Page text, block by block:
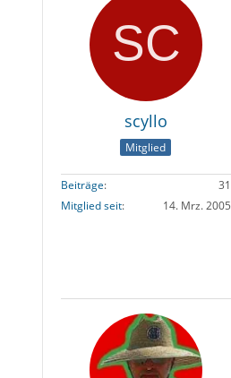
scyllo
Mitglied
Beiträge
31
Mitglied seit
14. Mrz. 2005